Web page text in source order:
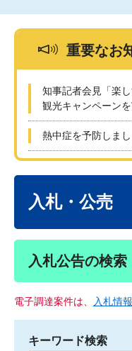
重要なお
知事記者会見「楽
観光キャンペーン
熱中症を予防しまし
入札・公売
入札公告の検索
電子調達案件は、 入札情
キーワード検索